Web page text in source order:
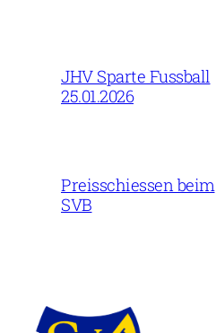
JHV Sparte Fussball
25.01.2026
Preisschiessen beim
SVB